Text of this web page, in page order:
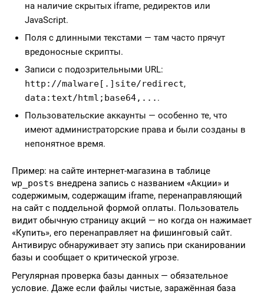
на наличие скрытых iframe, редиректов или
JavaScript.
Поля с длинными текстами — там часто прячут
вредоносные скрипты.
Записи с подозрительными URL:
http://malware[.]site/redirect,
data:text/html;base64,... .
Пользовательские аккаунты — особенно те, что
имеют администраторские права и были созданы в
непонятное время.
Пример: на сайте интернет-магазина в таблице
wp_posts внедрена запись с названием «Акции» и
содержимым, содержащим iframe, перенаправляющий
на сайт с поддельной формой оплаты. Пользователь
видит обычную страницу акций — но когда он нажимает
«Купить», его перенаправляет на фишинговый сайт.
Антивирус обнаруживает эту запись при сканировании
базы и сообщает о критической угрозе.
Регулярная проверка базы данных — обязательное
условие. Даже если файлы чистые, заражённая база